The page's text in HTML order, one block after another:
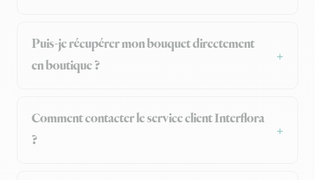
Puis-je récupérer mon bouquet directement
en boutique ?
Comment contacter le service client Interflora
?